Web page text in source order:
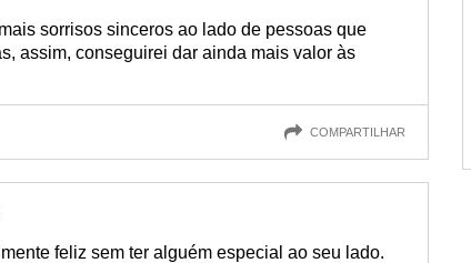
sorrisos sinceros ao lado de pessoas que
assim, conseguirei dar ainda mais valor às
COMPARTILHAR
feliz sem ter alguém especial ao seu lado.